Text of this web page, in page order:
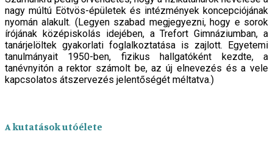
nagy múltú Eötvös-épületek és intézmények koncepciójának
nyomán alakult. (Legyen szabad megjegyezni, hogy e sorok
írójának középiskolás idejében, a Trefort Gimnáziumban, a
tanárjelöltek gyakorlati foglalkoztatása is zajlott. Egyetemi
tanulmányait 1950-ben, fizikus hallgatóként kezdte, a
tanévnyitón a rektor számolt be, az új elnevezés és a vele
kapcsolatos átszervezés jelentőségét méltatva.)
A kutatások utóélete